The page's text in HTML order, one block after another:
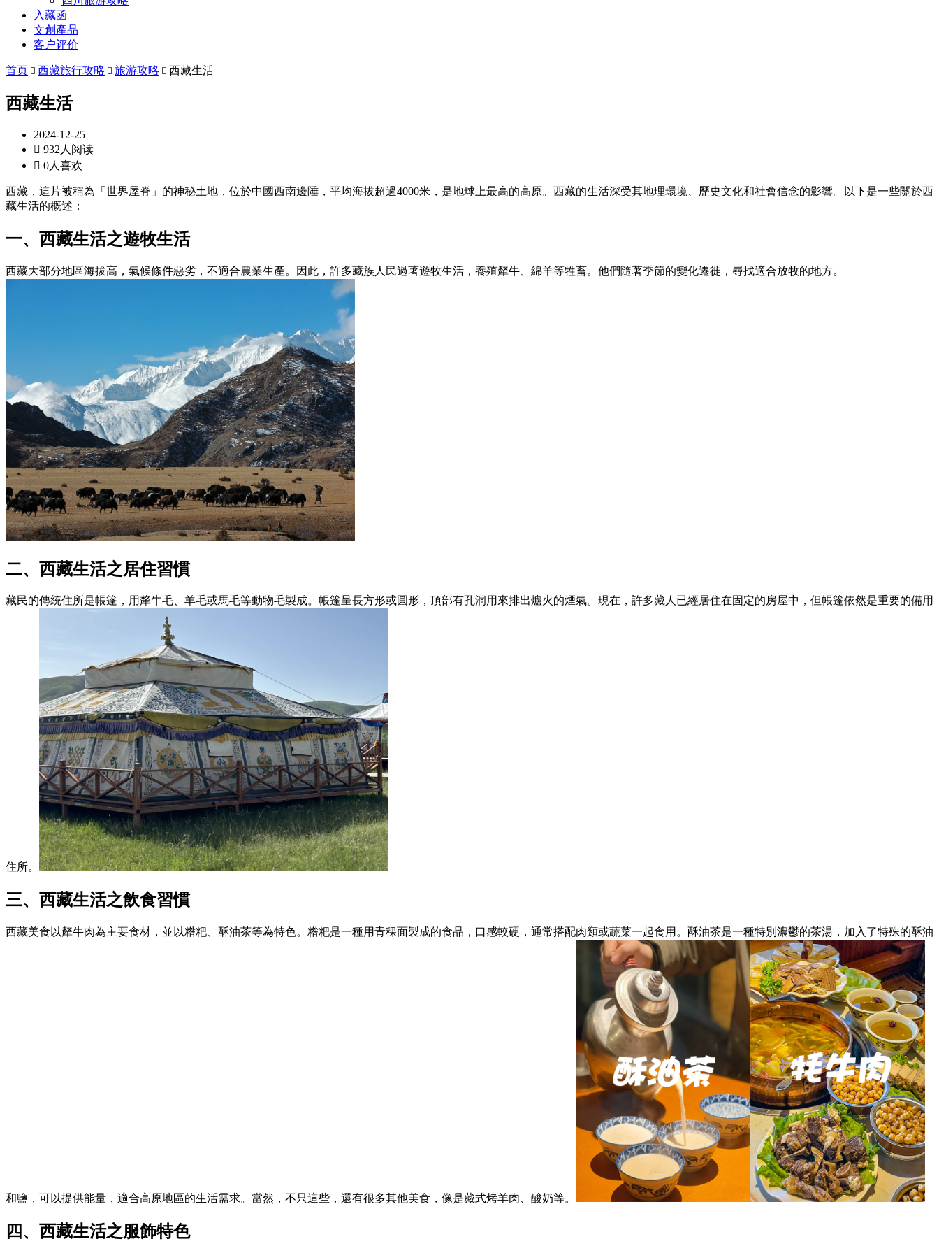
入藏函
文創產品
客户评价
首页  西藏旅行攻略  旅游攻略  西藏生活
西藏生活
2024-12-25
 932人阅读
 0人喜欢
西藏，這片被稱為「世界屋脊」的神秘土地，位於中國西南邊陲，平均海拔超過4000米，是地球上最高的高原。西藏的生活深受其地理環境、歷史文化和社會信念的影響。以下是一些關於西
藏生活的概述：
一、西藏生活之遊牧生活
西藏大部分地區海拔高，氣候條件惡劣，不適合農業生產。因此，許多藏族人民過著遊牧生活，養殖犛牛、綿羊等牲畜。他們隨著季節的變化遷徙，尋找適合放牧的地方。
二、西藏生活之居住習慣
藏民的傳統住所是帳篷，用犛牛毛、羊毛或馬毛等動物毛製成。帳篷呈長方形或圓形，頂部有孔洞用來排出爐火的煙氣。現在，許多藏人已經居住在固定的房屋中，但帳篷依然是重要的備用
住所。
三、西藏生活之飲食習慣
西藏美食以犛牛肉為主要食材，並以糌粑、酥油茶等為特色。糌粑是一種用青稞面製成的食品，口感較硬，通常搭配肉類或蔬菜一起食用。酥油茶是一種特別濃鬱的茶湯，加入了特殊的酥油
和鹽，可以提供能量，適合高原地區的生活需求。當然，不只這些，還有很多其他美食，像是藏式烤羊肉、酸奶等。
四、西藏生活之服飾特色